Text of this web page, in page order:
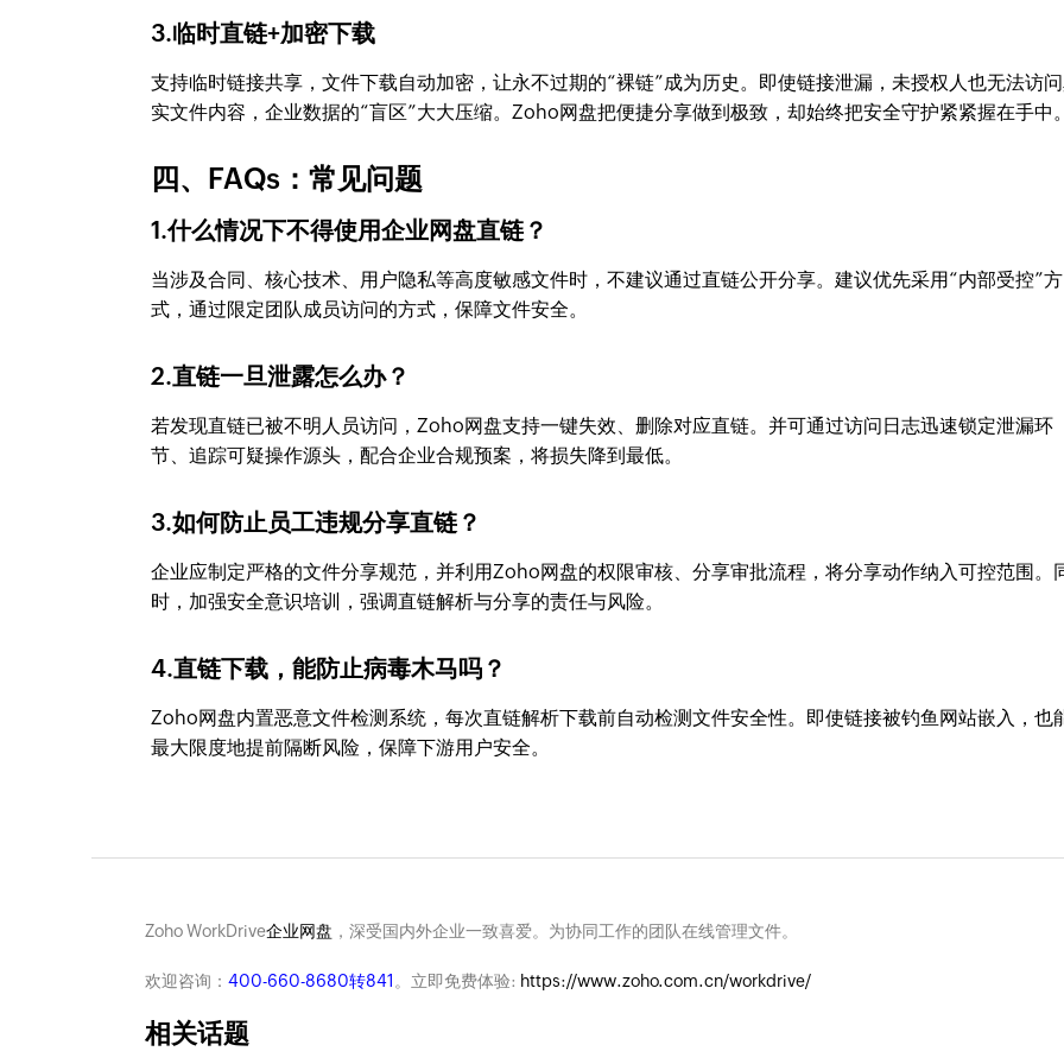
3.临时直链+加密下载
支持临时链接共享，文件下载自动加密，让永不过期的“裸链”成为历史。即使链接泄漏，未授权人也无法访
实文件内容，企业数据的“盲区”大大压缩。Zoho网盘把便捷分享做到极致，却始终把安全守护紧紧握在手中
四、FAQs：常见问题
1.什么情况下不得使用企业网盘直链？
当涉及合同、核心技术、用户隐私等高度敏感文件时，不建议通过直链公开分享。建议优先采用“内部受控”方
式，通过限定团队成员访问的方式，保障文件安全。
2.直链一旦泄露怎么办？
若发现直链已被不明人员访问，Zoho网盘支持一键失效、删除对应直链。并可通过访问日志迅速锁定泄漏环
节、追踪可疑操作源头，配合企业合规预案，将损失降到最低。
3.如何防止员工违规分享直链？
企业应制定严格的文件分享规范，并利用Zoho网盘的权限审核、分享审批流程，将分享动作纳入可控范围。
时，加强安全意识培训，强调直链解析与分享的责任与风险。
4.直链下载，能防止病毒木马吗？
Zoho网盘内置恶意文件检测系统，每次直链解析下载前自动检测文件安全性。即使链接被钓鱼网站嵌入，也
最大限度地提前隔断风险，保障下游用户安全。
Zoho WorkDrive企业网盘 ，深受国内外企业一致喜爱。为协同工作的团队在线管理文件。
欢迎咨询： 400-660-8680转841 。立即免费体验: https://www.zoho.com.cn/workdrive/
相关话题